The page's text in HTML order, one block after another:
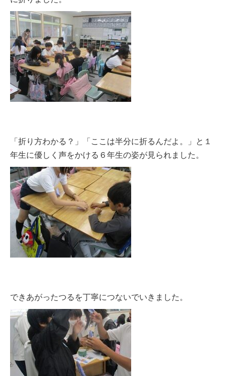
「折り方わかる？」「ここは半分に折るんだよ。」と１
年生に優しく声をかける６年生の姿が見られました。
できあがったつるを丁寧につないでいきました。